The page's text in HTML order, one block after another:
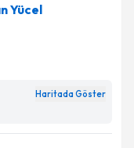
Yücel
Haritada Göster